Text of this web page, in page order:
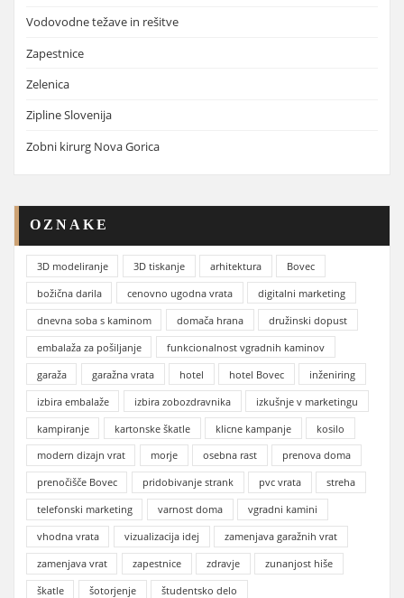
Vodovodne težave in rešitve
Zapestnice
Zelenica
Zipline Slovenija
Zobni kirurg Nova Gorica
OZNAKE
3D modeliranje 3D tiskanje arhitektura
Bovec
božična darila
cenovno ugodna vrata
digitalni marketing
dnevna soba s kaminom
domača hrana
družinski dopust
embalaža za pošiljanje
funkcionalnost vgradnih kaminov
garaža
garažna vrata hotel hotel Bovec
inženiring
izbira embalaže
izbira zobozdravnika
izkušnje v marketingu
kampiranje
kartonske škatle klicne kampanje
kosilo
modern dizajn vrat
morje osebna rast
prenova doma
prenočišče Bovec
pridobivanje strank pvc vrata
streha
telefonski marketing
varnost doma
vgradni kamini
vhodna vrata
vizualizacija idej
zamenjava garažnih vrat
zamenjava vrat
zapestnice zdravje
zunanjost hiše
škatle
šotorjenje študentsko delo